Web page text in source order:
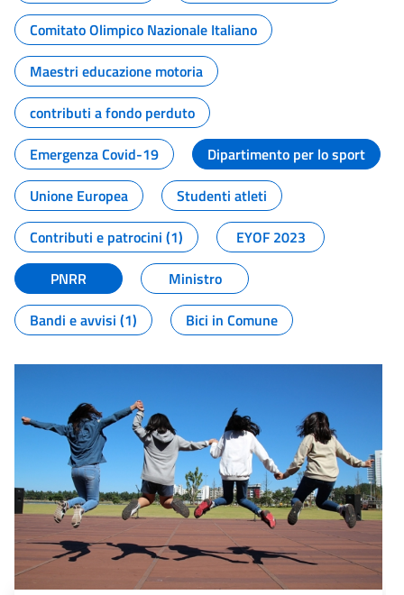
Comitato Olimpico Nazionale Italiano
Maestri educazione motoria
contributi a fondo perduto
Emergenza Covid-19
Dipartimento per lo sport
Unione Europea
Studenti atleti
Contributi e patrocini (1)
EYOF 2023
PNRR
Ministro
Bandi e avvisi (1)
Bici in Comune